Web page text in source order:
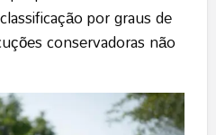
por graus de
conservadoras não